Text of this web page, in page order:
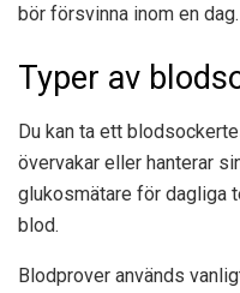
bör försvinna inom en dag.
Typer av
Du kan ta ett
övervakar eller hanterar
glukosmätare för dagliga
blod.
Blodprover används